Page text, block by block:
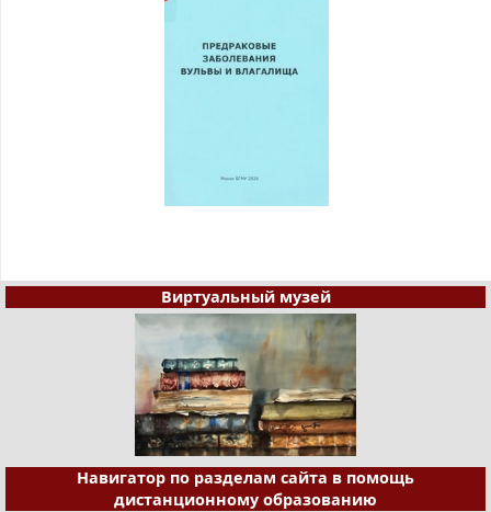
Виртуальный музей
Навигатор по разделам сайта в помощь
дистанционному образованию